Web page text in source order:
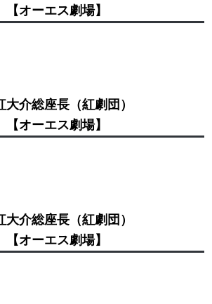
【オーエス劇場】
介総座長（紅劇団）
【オーエス劇場】
介総座長（紅劇団）
【オーエス劇場】